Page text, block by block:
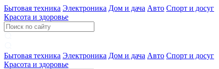
Бытовая техника Электроника Дом и дача Авто Спорт и досуг
Красота и здоровье
Бытовая техника Электроника Дом и дача Авто Спорт и досуг
Красота и здоровье